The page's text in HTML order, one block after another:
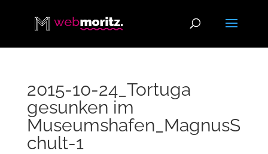
2015-10-24_Tortuga
gesunken im
Museumshafen_MagnusS
chult-1